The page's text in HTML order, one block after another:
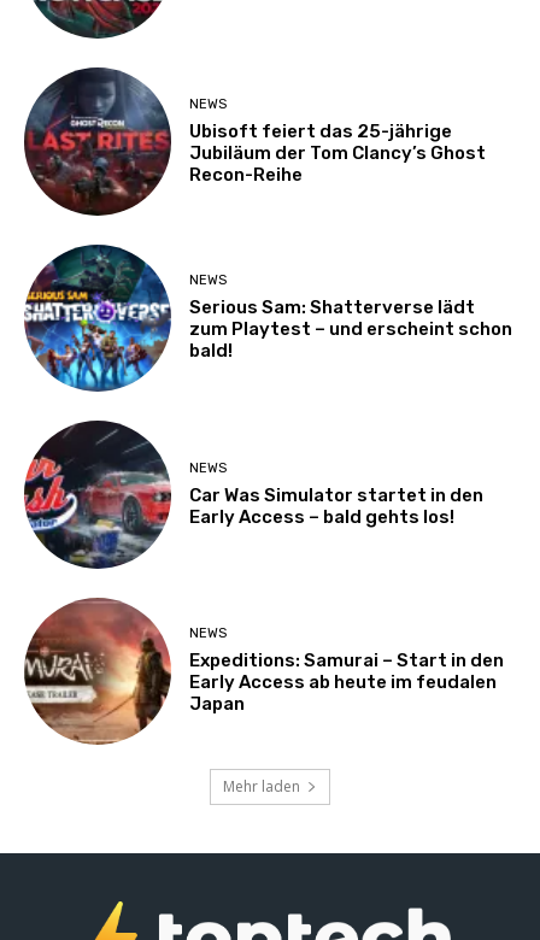
NEWS
Ubisoft feiert das 25-jährige
Jubiläum der Tom Clancy’s Ghost
Recon-Reihe
NEWS
Serious Sam: Shatterverse lädt
zum Playtest – und erscheint schon
bald!
NEWS
Car Was Simulator startet in den
Early Access – bald gehts los!
NEWS
Expeditions: Samurai – Start in den
Early Access ab heute im feudalen
Japan
Mehr laden